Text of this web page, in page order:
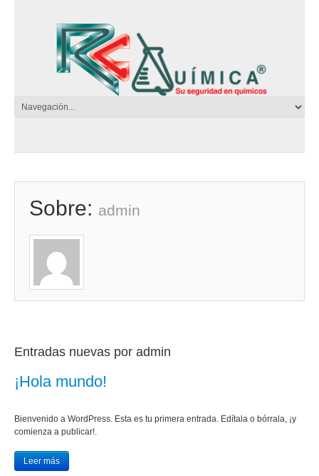
Sobre: admin
Entradas nuevas por admin
¡Hola mundo!
Bienvenido a WordPress. Esta es tu primera entrada. Edítala o bórrala, ¡y
comienza a publicar!.
Leer más